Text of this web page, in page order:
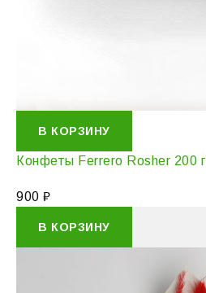
В КОРЗИНУ
Конфеты Ferrero Rosher 200 г
900 ₽
В КОРЗИНУ